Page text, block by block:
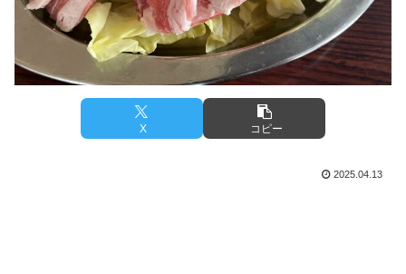
X コピー
2025.04.13